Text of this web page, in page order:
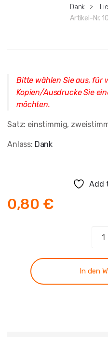
Dank >
Artikel-Nr.
Bitte wählen Sie aus, für
Kopien/Ausdrucke Sie
möchten.
Satz: einstimmig,
Anlass: Dank
Add
0,80 €
dich
In den